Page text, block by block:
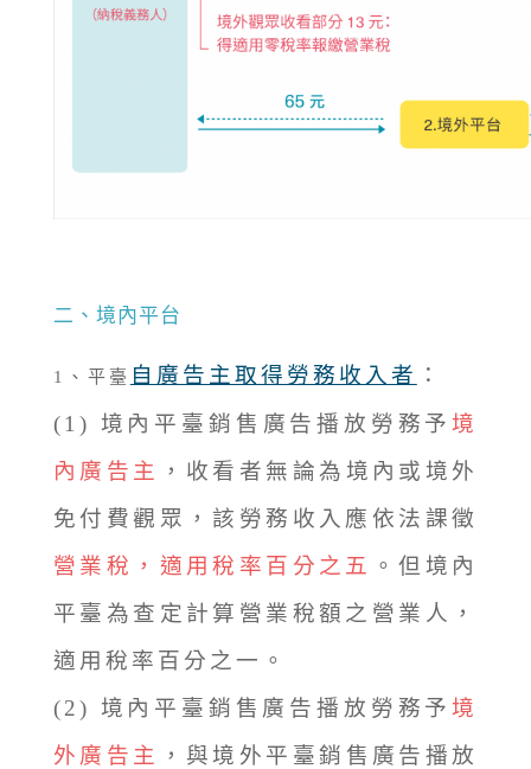
二、境內平台
1、平臺 自廣告主取得勞務收入者 ：
(1) 境內平臺銷售廣告播放勞務予境
內廣告主
，收看者無論為境內或境外
免付費觀眾，該勞務收入應依法課徵
營業稅，適用稅率百分之五 。但境內
平臺為查定計算營業稅額之營業人，
適用稅率百分之一。
(2) 境內平臺銷售廣告播放勞務予境
外廣告主
，與境外平臺銷售廣告播放